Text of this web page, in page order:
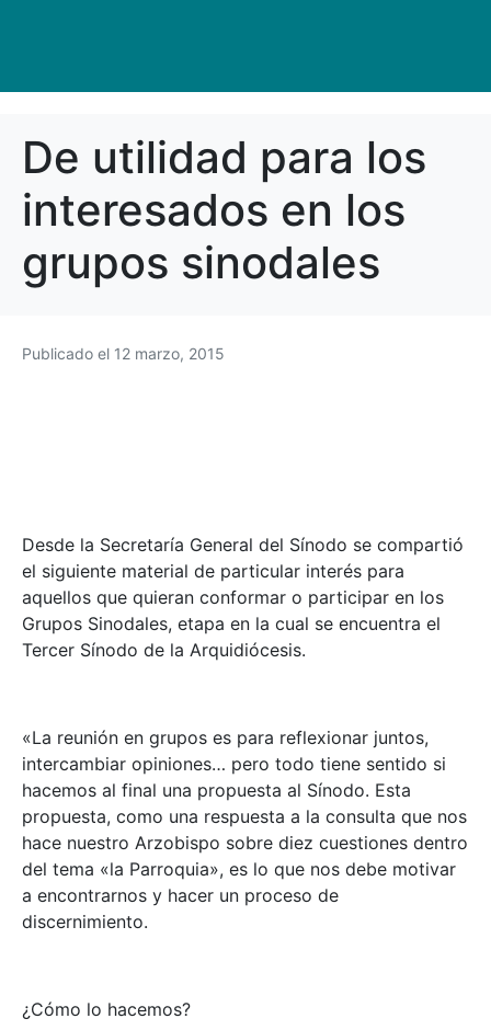
De utilidad para los
interesados en los
grupos sinodales
Publicado el 12 marzo, 2015
Desde la Secretaría General del Sínodo se compartió
el siguiente material de particular interés para
aquellos que quieran conformar o participar en los
Grupos Sinodales, etapa en la cual se encuentra el
Tercer Sínodo de la Arquidiócesis.
«La reunión en grupos es para reflexionar juntos,
intercambiar opiniones… pero todo tiene sentido si
hacemos al final una propuesta al Sínodo. Esta
propuesta, como una respuesta a la consulta que nos
hace nuestro Arzobispo sobre diez cuestiones dentro
del tema «la Parroquia», es lo que nos debe motivar
a encontrarnos y hacer un proceso de
discernimiento.
¿Cómo lo hacemos?